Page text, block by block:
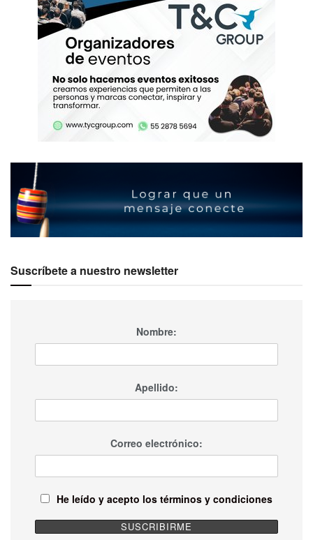
Suscríbete a nuestro newsletter
Nombre:
Apellido:
Correo electrónico:
He leído y acepto los términos y condiciones